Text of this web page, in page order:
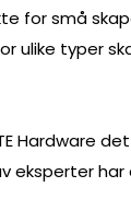
små
typer
Hardware